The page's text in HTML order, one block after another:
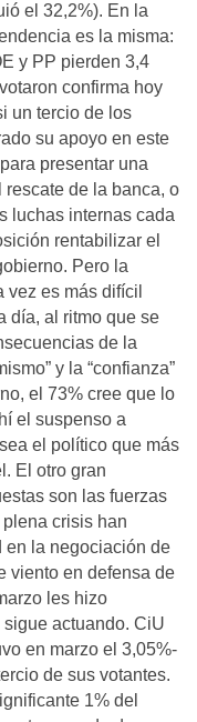
el 32,2%). En la
es la misma:
y PP pierden 3,4
confirma hoy
un tercio de los
su apoyo en este
presentar una
de la banca, o
luchas internas cada
rentabilizar el
Pero la
es más difícil
día, al ritmo que se
de la
y la “confianza”
el 73% cree que lo
el suspenso a
el político que más
El otro gran
son las fuerzas
crisis han
en la negociación de
viento en defensa de
les hizo
actuando. CiU
en marzo el 3,05%-
de sus votantes.
1% del